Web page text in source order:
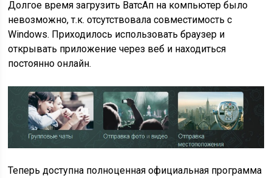
Долгое время загрузить ВатсАп на компьютер было
невозможно, т.к. отсутствовала совместимость с
Windows. Приходилось использовать браузер и
открывать приложение через веб и находиться
постоянно онлайн.
Теперь доступна полноценная официальная программа